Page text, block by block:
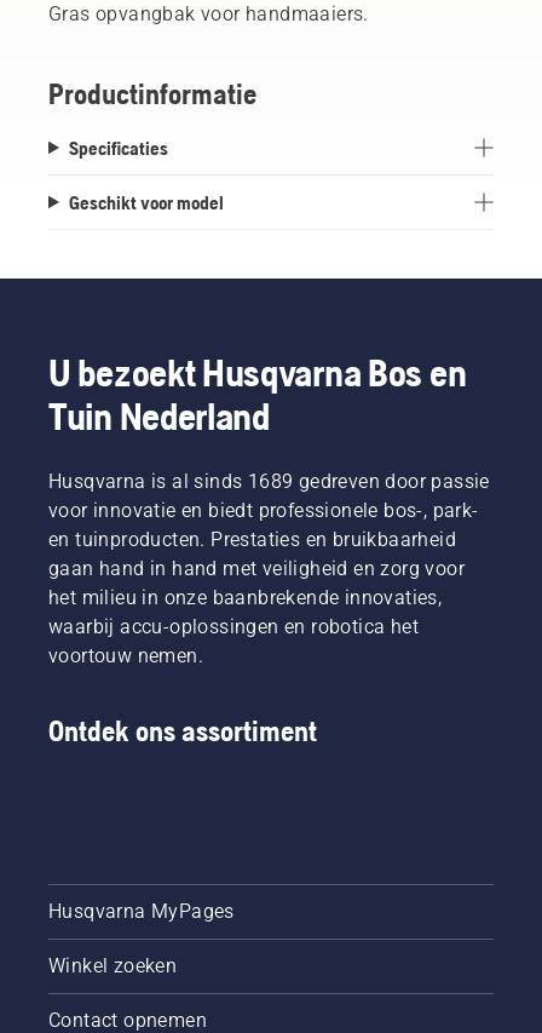
Gras opvangbak voor handmaaiers.
Productinformatie
Specificaties
Geschikt voor model
U bezoekt Husqvarna Bos en
Tuin Nederland
Husqvarna is al sinds 1689 gedreven door passie
voor innovatie en biedt professionele bos-, park-
en tuinproducten. Prestaties en bruikbaarheid
gaan hand in hand met veiligheid en zorg voor
het milieu in onze baanbrekende innovaties,
waarbij accu-oplossingen en robotica het
voortouw nemen.
Ontdek ons assortiment
Husqvarna MyPages
Winkel zoeken
Contact opnemen